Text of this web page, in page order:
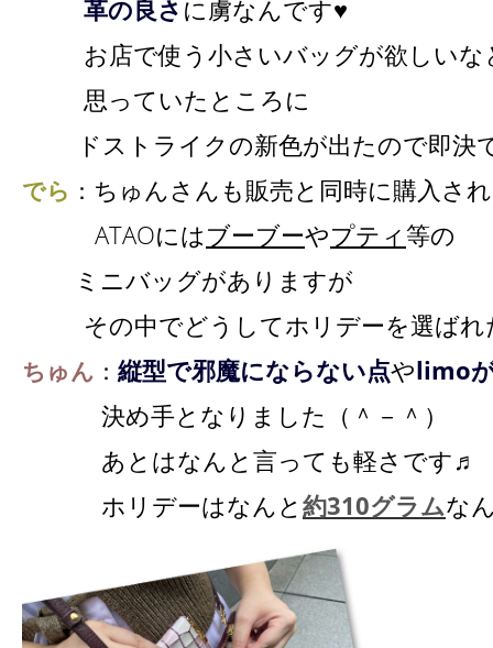
革の良さ に虜なんです♥
お店で使う小さいバッグが欲しいな
思っていたところに
ドストライクの新色が出たので即決
でら ： ちゅんさんも販売と同時に購入さ
ATAOにはブーブーやプティ等の
ミニバッグがありますが
その中でどうしてホリデーを選ばれ
ちゅん ： 縦型で邪魔にならない点やlimo
決め手となりました（＾－＾）
あとはなんと言っても軽さです♬
ホリデーはなんと 約310グラムな